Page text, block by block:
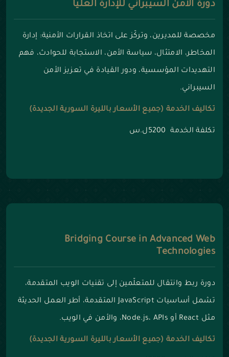
دورة الأمن السيبراني للإدارة العليا
مخصصة للمديرين، وتركّز على اتخاذ القرارات الأمنية: إدارة
المخاطر، الامتثال، سياسة الأمن، الاستجابة للحوادث، فهم
التهديدات المؤسسية، ودور القيادة في تعزيز الأمن
السيبراني.
تكاليف الخدمة (جميع الأسعار بالليرة السورية الجديدة)
تكلفة الخدمة 5200ل.س
Bridging Course in Advanced Web
Technologies
دورة ربط وانتقال للمتعلّمين إلى تقنيات الويب المتقدمة،
تشمل أساسيات JavaScript المتقدمة، أطر العمل الحديثة
مثل React أو Node.js، APIs، والأمن في الويب.
تكاليف الخدمة (جميع الأسعار بالليرة السورية الجديدة)